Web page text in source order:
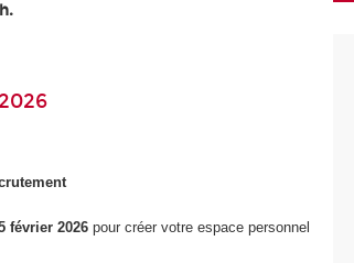
février 2026pour créer votre espace personnel